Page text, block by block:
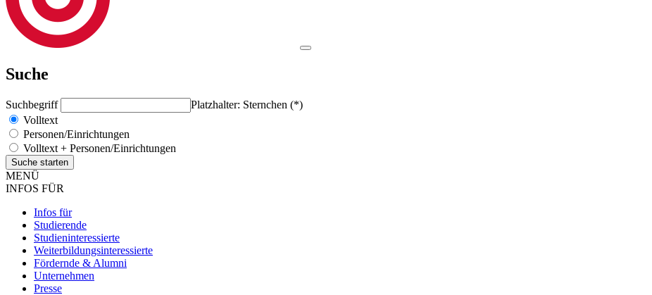
Suche
Suchbegriff
Platzhalter: Sternchen (*)
Volltext
Personen/Einrichtungen
Volltext + Personen/Einrichtungen
MENÜ
INFOS FÜR
Infos für
Studierende
Studieninteressierte
Weiterbildungsinteressierte
Fördernde & Alumni
Unternehmen
Presse